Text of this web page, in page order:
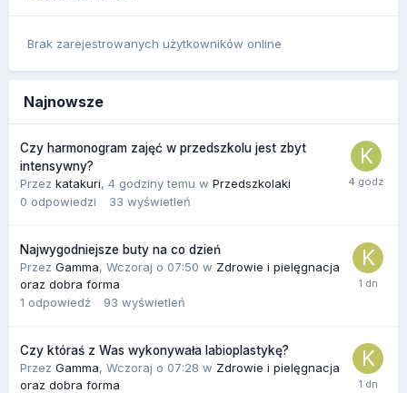
Brak zarejestrowanych użytkowników online
Najnowsze
Czy harmonogram zajęć w przedszkolu jest zbyt
intensywny?
Przez katakuri, 4 godziny temu w Przedszkolaki
0 odpowiedzi 33 wyświetleń
Najwygodniejsze buty na co dzień
Przez Gamma, Wczoraj o 07:50 w Zdrowie i pielęgnacja
oraz dobra forma
1 odpowiedź 93 wyświetleń
Czy któraś z Was wykonywała labioplastykę?
Przez Gamma, Wczoraj o 07:28 w Zdrowie i pielęgnacja
oraz dobra forma